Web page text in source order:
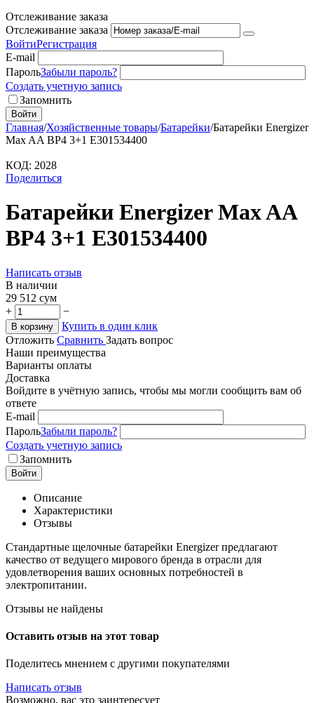
Отслеживание заказа
Отслеживание заказа
ВойтиРегистрация
E-mail
ПарольЗабыли пароль?
Создать учетную запись
Запомнить
Войти
Главная/Хозяйственные товары/Батарейки/Батарейки Energizer
Max AA BP4 3+1 E301534400
КОД: 2028
Поделиться
Батарейки Energizer Max AA
BP4 3+1 E301534400
Написать отзыв
В наличии
29 512 сум
+
−
В корзину
Купить в один клик
Отложить Сравнить Задать вопрос
Наши преимущества
Варианты оплаты
Доставка
Войдите в учётную запись, чтобы мы могли сообщить вам об
ответе
E-mail
ПарольЗабыли пароль?
Создать учетную запись
Запомнить
Войти
Описание
Характеристики
Отзывы
Стандартные щелочные батарейки Energizer предлагают
качество от ведущего мирового бренда в отрасли для
удовлетворения ваших основных потребностей в
электропитании.
Отзывы не найдены
Оставить отзыв на этот товар
Поделитесь мнением с другими покупателями
Написать отзыв
Возможно, вас это заинтересует